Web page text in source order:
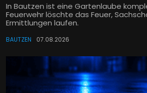
In Bautzen ist eine Gartenlaube
Feuerwehr löschte das Feuer,
Ermittlungen laufen.
BAUTZEN 07.08.2026